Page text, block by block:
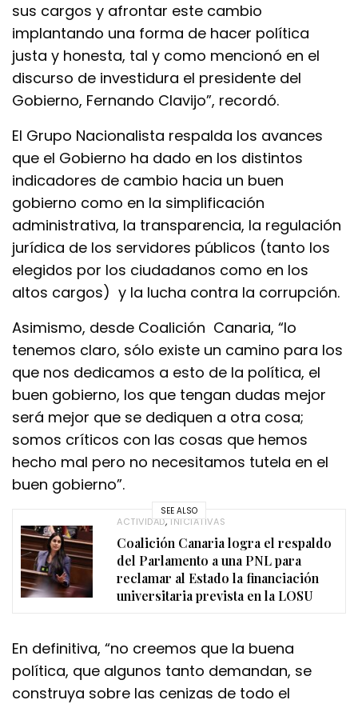
sus cargos y afrontar este cambio
implantando una forma de hacer política
justa y honesta, tal y como mencionó en el
discurso de investidura el presidente del
Gobierno, Fernando Clavijo”, recordó.
El Grupo Nacionalista respalda los avances
que el Gobierno ha dado en los distintos
indicadores de cambio hacia un buen
gobierno como en la simplificación
administrativa, la transparencia, la regulación
jurídica de los servidores públicos (tanto los
elegidos por los ciudadanos como en los
altos cargos) y la lucha contra la corrupción.
Asimismo, desde Coalición Canaria, “lo
tenemos claro, sólo existe un camino para los
que nos dedicamos a esto de la política, el
buen gobierno, los que tengan dudas mejor
será mejor que se dediquen a otra cosa;
somos críticos con las cosas que hemos
hecho mal pero no necesitamos tutela en el
buen gobierno”.
SEE ALSO
ACTIVIDAD, INICIATIVAS
Coalición Canaria logra el respaldo
del Parlamento a una PNL para
reclamar al Estado la financiación
universitaria prevista en la LOSU
En definitiva, “no creemos que la buena
política, que algunos tanto demandan, se
construya sobre las cenizas de todo el